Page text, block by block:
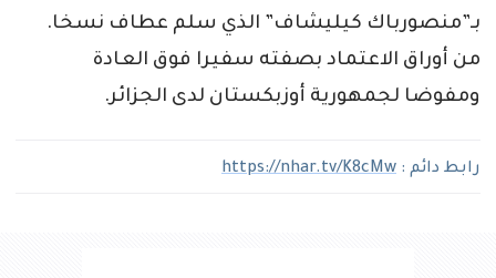
بـ”منصورباك كيليشاف” الذي سلم عطاف نسخا.
من أوراق الاعتماد بصفته سفيرا فوق العادة
ومفوضا لجمهورية أوزبكستان لدى الجزائر.
رابط دائم : https://nhar.tv/K8cMw